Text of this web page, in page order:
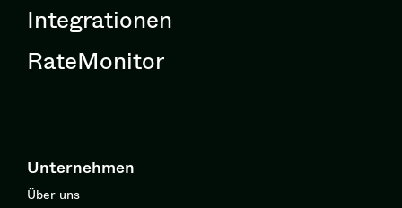
Integrationen
RateMonitor
Unternehmen
Über uns